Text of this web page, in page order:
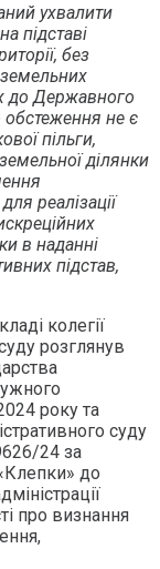
ухвалити
підставі
без
до Державного
обстеження не є
пільги,
ділянки
реалізації
в наданні
підстав,
колегії
розглянув
року та
суду
24 за
до
про визнання